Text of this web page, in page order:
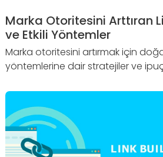
Marka Otoritesini Arttıran
ve Etkili Yöntemler
Marka otoritesini artırmak için
yöntemlerine dair stratejiler ve